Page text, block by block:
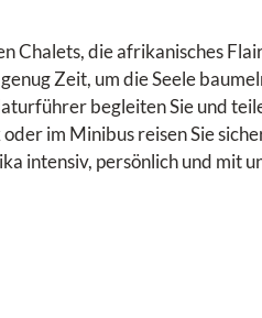
Chalets, die afrikanisches
Zeit, um die Seele
begleiten Sie und
im Minibus reisen Sie
intensiv, persönlich und mit